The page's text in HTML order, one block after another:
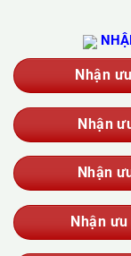
Vệ Sinh Công
Vệ Sinh Kính
Đánh Bóng
Giặt Thảm,
Sục Rửa
Thau Rửa Bể